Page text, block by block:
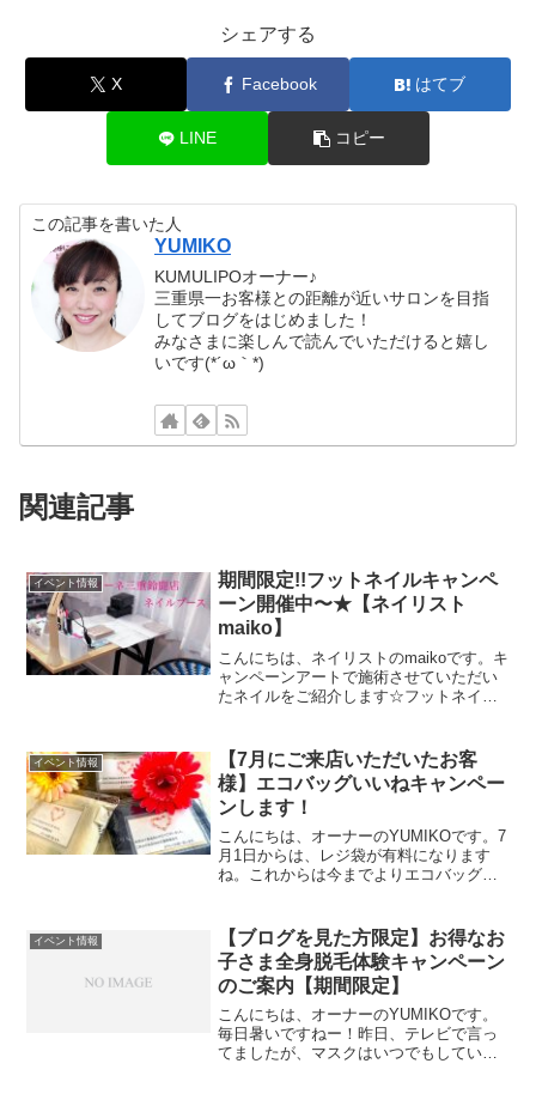
シェアする
X Facebook はてブ
LINE コピー
この記事を書いた人
YUMIKO
KUMULIPOオーナー♪
三重県一お客様との距離が近いサロンを目指
してブログをはじめました！
みなさまに楽しんで読んでいただけると嬉し
いです(*´ω｀*)
関連記事
イベント情報
期間限定!!フットネイルキャンペ
ーン開催中〜★【ネイリスト
maiko】
こんにちは、ネイリストのmaikoです。キ
ャンペーンアートで施術させていただい
たネイルをご紹介します☆フットネイル
くしアートをお選びいただきました！カ
ラーは、大人っぽ...
イベント情報
【7月にご来店いただいたお客
様】エコバッグいいねキャンペー
ンします！
こんにちは、オーナーのYUMIKOです。7
月1日からは、レジ袋が有料になります
ね。これからは今までよりエコバッグを
の皆様にこんなキャンペーンをご用意し
ました！エコ...
イベント情報
【ブログを見た方限定】お得なお
子さま全身脱毛体験キャンペーン
のご案内【期間限定】
こんにちは、オーナーのYUMIKOです。
毎日暑いですねー！昨日、テレビで言っ
てましたが、マスクはいつでもしていた